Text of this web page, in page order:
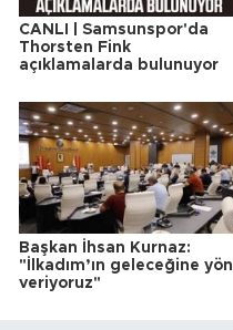
CANLI | Samsunspor'da
Thorsten Fink
açıklamalarda bulunuyor
Başkan İhsan Kurnaz:
"İlkadım’ın geleceğine yön
veriyoruz"